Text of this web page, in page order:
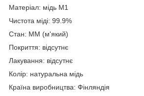
Матеріал: мідь М1
Чистота міді: 99.9%
Стан: ММ (м'який)
Покриття: відсутнє
Лакування: відсутнє
Колір: натуральна мідь
Країна виробництва: Фінляндія